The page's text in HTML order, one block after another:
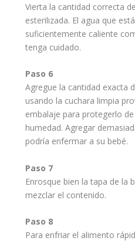
Vierta la cantidad correcta
esterilizada. El agua que
suficientemente caliente
tenga cuidado.
Paso 6
Agregue la cantidad exacta
usando la cuchara limpia
embalaje para protegerlo
humedad. Agregar
podría enfermar a su bebé.
Paso 7
Enrosque bien la tapa de la
mezclar el contenido.
Paso 8
Para enfriar el alimento